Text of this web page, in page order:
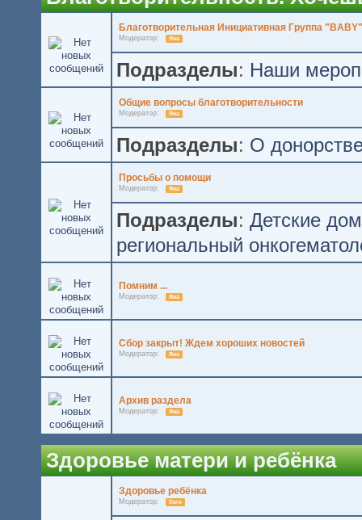
Благотворительная Инициативная Группа "BABY"
Модератор: Яна
Подразделы: Наши
Общие вопросы благотворительности
Модератор: Яна
Подразделы: О
Просьбы о помощи
Модератор: Яна
Подразделы: Детские
региональный
Помним ...
Модератор: Яна
Сбор закрыт! Ждем хороших новостей
Модератор: Яна
Архив раздела
Модератор: Яна
Здоровье матери и ребёнка
Здоровье ребёнка
Модератор: Dare